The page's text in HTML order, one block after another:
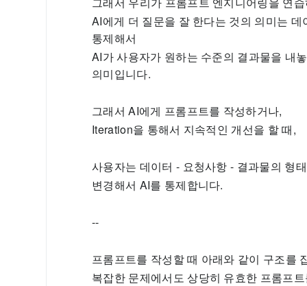
AI에게 더 질문을 잘 한다는 것의 의미는
통제해서
AI가 사용자가 원하는 수준의 결과물을 내
의미입니다.
그래서 AI에게 프롬프트를 작성하거나,
Iteration을 통해서 지속적인 개선을 할 때,
사용자는 데이터 - 요청사항 - 결과물의 형
변경해서 AI를 통제합니다.
--
프롬프트를 작성할 때 아래와 같이 구조를
복잡한 문제에서도 상당히 유효한 프롬프